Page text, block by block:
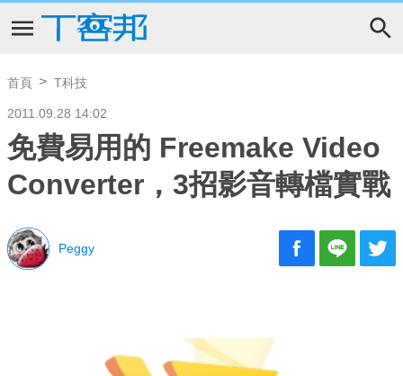
首頁 T科技
2011.09.28 14:02
免費易用的 Freemake Video
Converter，3招影音轉檔實戰
Peggy